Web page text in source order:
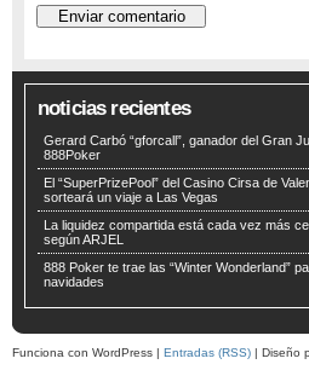
noticias recientes
Gerard Carbó “gforcall”, ganador del Gran
888Poker
El “SuperPrizePool” del Casino Cirsa de
sorteará un viaje a Las Vegas
La liquidez compartida está cada vez más
según ARJEL
888 Poker te trae las “Winter Wonderland”
navidades
Funciona con WordPress | Entradas (RSS) | Diseño